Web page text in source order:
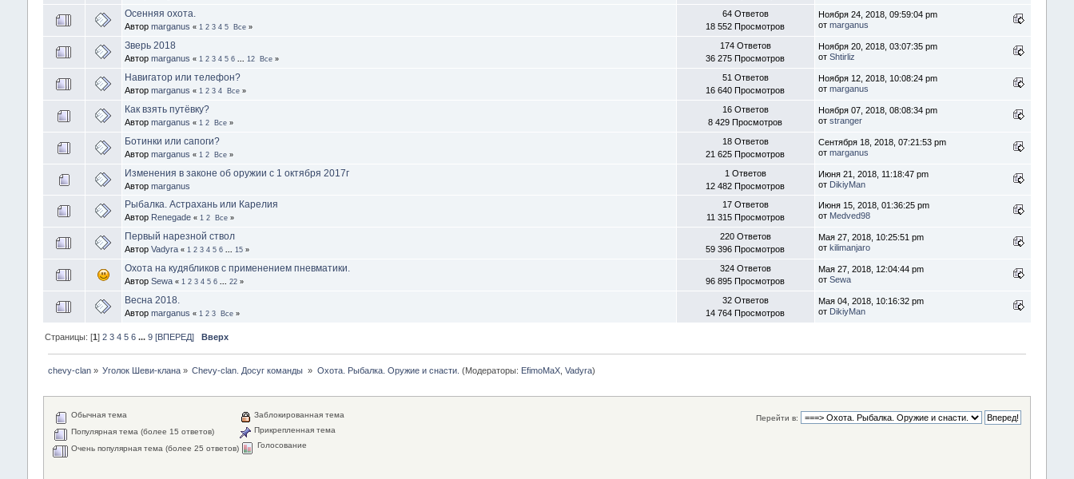
Осенняя охота.
Автор marganus « 1 2 3 4 5 Все»
64 Ответов
18 552 Просмотров
Ноября 24, 2018, 09:59:04 pm
от marganus
Зверь 2018
Автор marganus « 1 2 3 4 5 6 12 Все»
174 Ответов
36 275 Просмотров
Ноября 20, 2018, 03:07:35 pm
от Shtirliz
Навигатор или телефон?
Автор marganus « 1 2 3 4 Все»
51 Ответов
16 640 Просмотров
Ноября 12, 2018, 10:08:24 pm
от marganus
Как взять путёвку?
Автор marganus « 1 2 Все»
16 Ответов
8 429 Просмотров
Ноября 07, 2018, 08:08:34 pm
от stranger
Ботинки или сапоги?
Автор marganus « 1 2 Все»
18 Ответов
21 625 Просмотров
Сентября 18, 2018, 07:21:53 pm
от marganus
Изменения в законе об оружии с 1 октября 2017г
Автор marganus
1 Ответов
12 482 Просмотров
Июня 21, 2018, 11:18:47 pm
от DikiyMan
Рыбалка. Астрахань или Карелия
Автор Renegade « 1 2 Все»
17 Ответов
11 315 Просмотров
Июня 15, 2018, 01:36:25 pm
от Medved98
Первый нарезной ствол
Автор Vadyra « 1 2 3 4 5 6 15»
220 Ответов
59 396 Просмотров
Мая 27, 2018, 10:25:51 pm
от kilimanjaro
Охота на кудябликов с применением пневматики.
Автор Sewa « 1 2 3 4 5 6 22»
324 Ответов
96 895 Просмотров
Мая 27, 2018, 12:04:44 pm
от Sewa
Весна 2018.
Автор marganus « 1 2 3 Все»
32 Ответов
14 764 Просмотров
Мая 04, 2018, 10:16:32 pm
от DikiyMan
Страницы: [1] 2 3 4 5 6 ... 9 [ВПЕРЕД] Вверх
chevy-clan» Уголок Шеви-клана » Chevy-clan. Досуг команды » Охота. Рыбалка. Оружие и снасти. (Модераторы: EfimoMaX, Vadyra)
Перейти в:
Обычная тема
Популярная тема (более 15 ответов)
Очень популярная тема (более 25 ответов)
Заблокированная тема
Прикрепленная тема
Голосование